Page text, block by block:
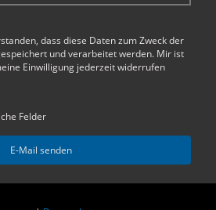
dass diese Daten zum Zweck der
und verarbeitet werden. Mir ist
Einwilligung jederzeit widerrufen
Felder
E-Mail senden